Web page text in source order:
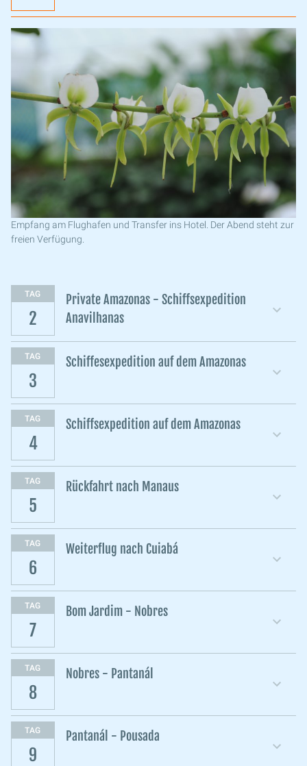
Empfang am Flughafen und Transfer ins Hotel. Der Abend steht zur
freien Verfügung.
TAG
2
Private Amazonas - Schiffsexpedition
Anavilhanas
TAG
3
Schiffesexpedition auf dem Amazonas
TAG
4
Schiffsexpedition auf dem Amazonas
TAG
5
Rückfahrt nach Manaus
TAG
6
Weiterflug nach Cuiabá
TAG
7
Bom Jardim - Nobres
TAG
8
Nobres - Pantanál
TAG
9
Pantanál - Pousada